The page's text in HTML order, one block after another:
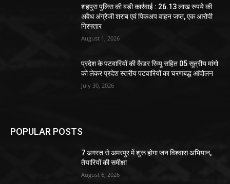
शहपुरा पुलिस की बड़ी कार्रवाई : 26.13 लाख रुपये की
अवैध अंग्रेजी शराब एवं पिकअप वाहन जप्त, एक आरोपी
गिरफ्तार
August 1, 2026
प्रदेश के पटवारियों की कैडर रिव्यू सहित 05 सूत्रीय मांगो
को लेकर प्रदेश स्तरीय पटवारियों का चरणबद्ध आंदोलन
July 30, 2026
POPULAR POSTS
7 अगस्त से अमरपुर में शुरू होगा जन विश्वास अभियान,
तैयारियों की समीक्षा
August 6, 2026